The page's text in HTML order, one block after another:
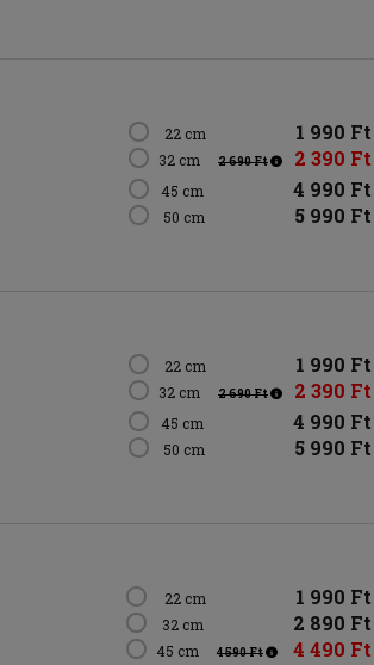
22 cm 1 990 Ft
32 cm 2 690 Ft 2 390 Ft
45 cm 4 990 Ft
50 cm 5 990 Ft
22 cm 1 990 Ft
32 cm 2 690 Ft 2 390 Ft
45 cm 4 990 Ft
50 cm 5 990 Ft
22 cm 1 990 Ft
32 cm 2 890 Ft
45 cm 4 590 Ft 4 490 Ft